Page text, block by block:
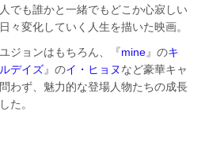
でも誰かと一緒でもどこか心寂しい
々変化していく人生を描いた映画。
ジョンはもちろん、『mine』のキ
デイズ』のイ・ヒョヌ など豪華キャ
わず、魅力的な登場人物たちの成長
た。